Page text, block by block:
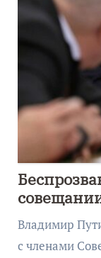
Владимир
с членами